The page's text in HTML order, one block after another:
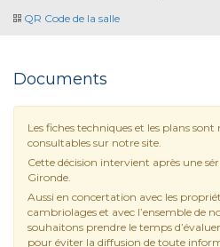
QR Code de la salle
Documents
Les fiches techniques et les plans
consultables sur notre site.
Cette décision intervient après une
Gironde.
Aussi en concertation avec les
cambriolages et avec l’ensemble de
souhaitons prendre le temps
pour éviter la diffusion de toute